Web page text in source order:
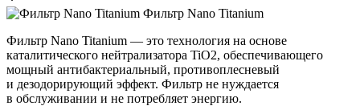
Фильтр Nano Titanium
Фильтр Nano Titanium — это технология на основе
каталитического нейтрализатора TiO2, обеспечивающего
мощный антибактериальный, противоплесневый
и дезодорирующий эффект. Фильтр не нуждается
в обслуживании и не потребляет энергию.